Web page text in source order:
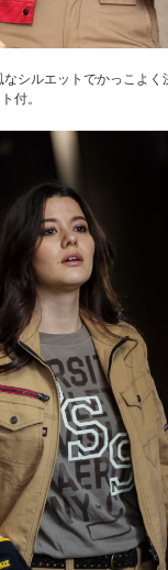
シルエットでかっこよく
付。